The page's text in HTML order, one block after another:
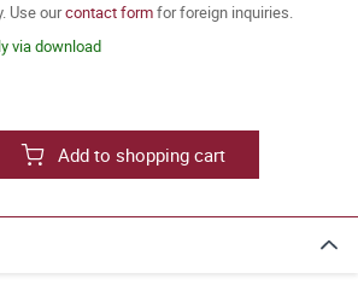
Use ourcontact formfor foreign inquiries.
via download
Add to shopping cart